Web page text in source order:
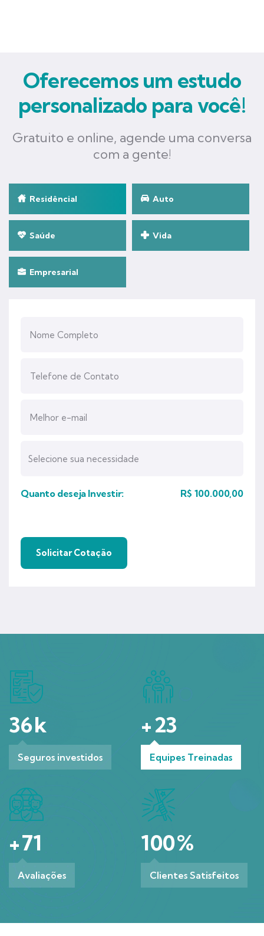
Oferecemos um estudo
personalizado para você!
Gratuito e online, agende uma conversa
com a gente!
Residêncial Auto
Saúde Vida
Empresarial
Quanto deseja Investir: R$ 100.000,00
36k
Seguros investidos
+23
Equipes Treinadas
+71
Avaliações
100%
Clientes Satisfeitos